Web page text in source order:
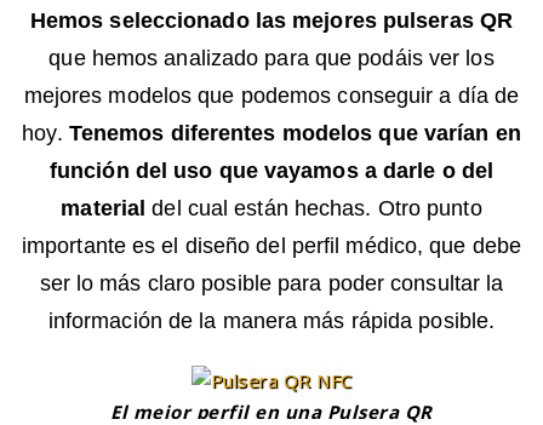
Hemos seleccionado las mejores pulseras QR
que hemos analizado para que podáis ver los
mejores modelos que podemos conseguir a día de
hoy. Tenemos diferentes modelos que varían en
función del uso que vayamos a darle o del
material del cual están hechas. Otro punto
importante es el diseño del perfil médico, que debe
ser lo más claro posible para poder consultar la
información de la manera más rápida posible.
El mejor perfil en una Pulsera QR